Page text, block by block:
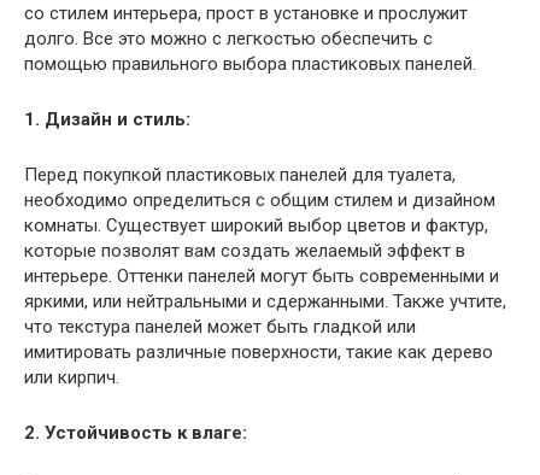
со стилем интерьера, прост в установке и прослужит
долго. Все это можно с легкостью обеспечить с
помощью правильного выбора пластиковых панелей.
1. Дизайн и стиль:
Перед покупкой пластиковых панелей для туалета,
необходимо определиться с общим стилем и дизайном
комнаты. Существует широкий выбор цветов и фактур,
которые позволят вам создать желаемый эффект в
интерьере. Оттенки панелей могут быть современными и
яркими, или нейтральными и сдержанными. Также учтите,
что текстура панелей может быть гладкой или
имитировать различные поверхности, такие как дерево
или кирпич.
2. Устойчивость к влаге: